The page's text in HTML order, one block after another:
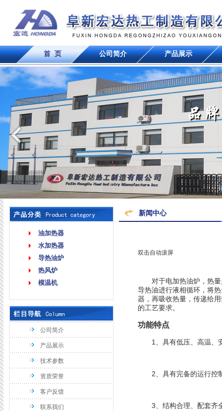
首 页 公司简介 产品展示
油加热器
水加热器
导热油炉
热风炉
模温机
公司简介
产品展示
技术参数
资质荣誉
客户反馈
联系我们
新闻中心
双击自动滚屏
对于电加热油炉，热量
导热油进行液相循环，将
器，再吸收热量，传递给
的工艺要求。
功能特点
1、具有低压、高温、
2、具有完备的运行控制
3、结构合理、配套齐全